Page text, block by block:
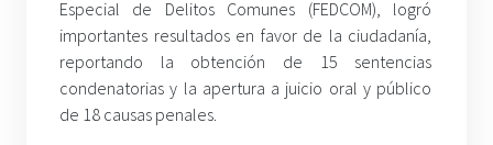
Especial de Delitos Comunes (FEDCOM), logró
importantes resultados en favor de la ciudadanía,
reportando la obtención de 15 sentencias
condenatorias y la apertura a juicio oral y público
de 18 causas penales.